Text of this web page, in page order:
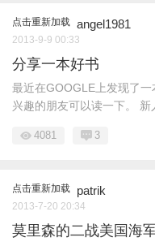
点击重新加载 angel1981
2013-9-9 00:33
分享一本好书
最近在GOOGLE上发现了
兴趣的朋友可以读一下。 新
4081 3
点击重新加载 patrik
2013-7-20 20:34
莫里森的二战美国海